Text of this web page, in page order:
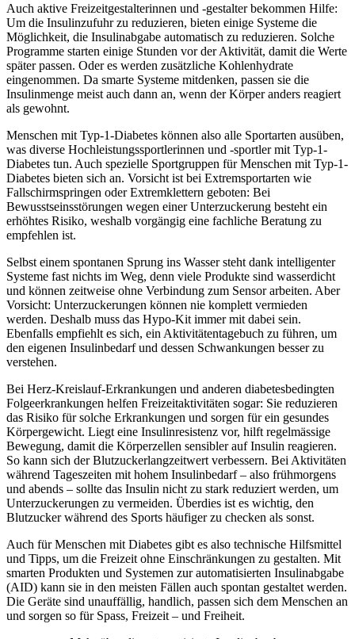
Auch aktive Freizeitgestalterinnen und -gestalter bekommen Hilfe:
Um die Insulinzufuhr zu reduzieren, bieten einige Systeme die
Möglichkeit, die Insulinabgabe automatisch zu reduzieren. Solche
Programme starten einige Stunden vor der Aktivität, damit die Werte
später passen. Oder es werden zusätzliche Kohlenhydrate
eingenommen. Da smarte Systeme mitdenken, passen sie die
Insulinmenge meist auch dann an, wenn der Körper anders reagiert
als gewohnt.
Menschen mit Typ-1-Diabetes können also alle Sportarten ausüben,
was diverse Hochleistungssportlerinnen und -sportler mit Typ-1-
Diabetes tun. Auch spezielle Sportgruppen für Menschen mit Typ-1-
Diabetes bieten sich an. Vorsicht ist bei Extremsportarten wie
Fallschirmspringen oder Extremklettern geboten: Bei
Bewusstseinsstörungen wegen einer Unterzuckerung besteht ein
erhöhtes Risiko, weshalb vorgängig eine fachliche Beratung zu
empfehlen ist.
Selbst einem spontanen Sprung ins Wasser steht dank intelligenter
Systeme fast nichts im Weg, denn viele Produkte sind wasserdicht
und können zeitweise ohne Verbindung zum Sensor arbeiten. Aber
Vorsicht: Unterzuckerungen können nie komplett vermieden
werden. Deshalb muss das Hypo-Kit immer mit dabei sein.
Ebenfalls empfiehlt es sich, ein Aktivitätentagebuch zu führen, um
den eigenen Insulinbedarf und dessen Schwankungen besser zu
verstehen.
Bei Herz-Kreislauf-Erkrankungen und anderen diabetesbedingten
Folgeerkrankungen helfen Freizeitaktivitäten sogar: Sie reduzieren
das Risiko für solche Erkrankungen und sorgen für ein gesundes
Körpergewicht. Liegt eine Insulinresistenz vor, hilft regelmässige
Bewegung, damit die Körperzellen sensibler auf Insulin reagieren.
So kann sich der Blutzuckerlangzeitwert verbessern. Bei Aktivitäten
während Tageszeiten mit hohem Insulinbedarf – also frühmorgens
und abends – sollte das Insulin nicht zu stark reduziert werden, um
Unterzuckerungen zu vermeiden. Überdies ist es wichtig, den
Blutzucker während des Sports häufiger zu checken als sonst.
Auch für Menschen mit Diabetes gibt es also technische Hilfsmittel
und Tipps, um die Freizeit ohne Einschränkungen zu gestalten. Mit
smarten Produkten und Systemen zur automatisierten Insulinabgabe
(AID) kann sie in den meisten Fällen auch spontan gestaltet werden.
Die Geräte sind unauffällig, handlich, passen sich dem Menschen an
und sorgen so für Spass, Freizeit – und Freiheit.